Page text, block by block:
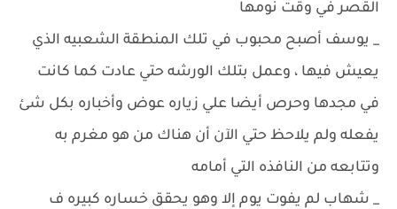
القصر في وقت نومها
_ يوسف أصبح محبوب في تلك المنطقة الشعبيه الذي
يعيش فيها ، وعمل بتلك الورشه حتي عادت كما كانت
في مجدها وحرص أيضا علي زياره عوض وأخباره بكل شئ
يفعله ولم يلاحظ حتي الآن أن هناك من هو مغرم به
وتتابعه من النافذه التي أمامه
_ شهاب لم يفوت يوم إلا وهو يحقق خساره كبيره ف